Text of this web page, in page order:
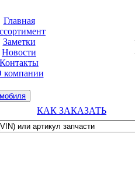
Главная
Заметки
Новости
Контакты
компании
КАК ЗАКАЗАТЬ